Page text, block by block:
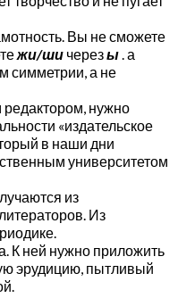
Вы не сможете
жи/ши черезы. а
симметрии, а не
нужно
«издательское
в наши дни
университетом
из
Из
К ней нужно приложить
эрудицию, пытливый